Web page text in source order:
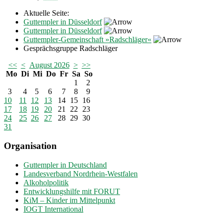
Aktuelle Seite:
Guttempler in Düsseldorf
Guttempler in Düsseldorf
Guttempler-Gemeinschaft »Radschläger«
Gesprächsgruppe Radschläger
<< < August 2026 > >>
Mo Di Mi Do Fr Sa So
1
2
3
4 5 6 7 8
9
10
11 12 13 14 15 16
17
18 19 20 21 22
23
24
25 26 27 28 29 30
31
Organisation
Guttempler in Deutschland
Landesverband Nordrhein-Westfalen
Alkoholpolitik
Entwicklungshilfe mit FORUT
KiM – Kinder im Mittelpunkt
IOGT International